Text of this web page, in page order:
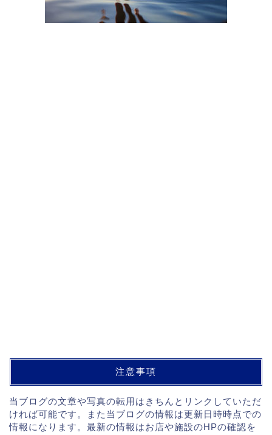
注意事項
当ブログの文章や写真の転用はきちんとリンクしていただ
ければ可能です。また当ブログの情報は更新日時時点での
情報になります。最新の情報はお店や施設のHPの確認を